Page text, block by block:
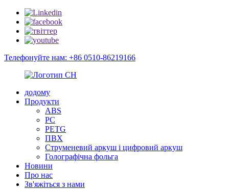
Телефонуйте нам: +86 0510-86219166
додому
Продукти
ABS
PC
PETG
ПВХ
Струменевий аркуш і цифровий аркуш
Голографічна фольга
Новини
Про нас
Зв'яжіться з нами